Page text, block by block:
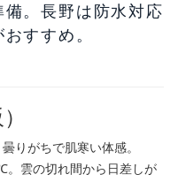
。長野は防水対応
すすめ。
りがちで肌寒い体感。
。雲の切れ間から日差しが